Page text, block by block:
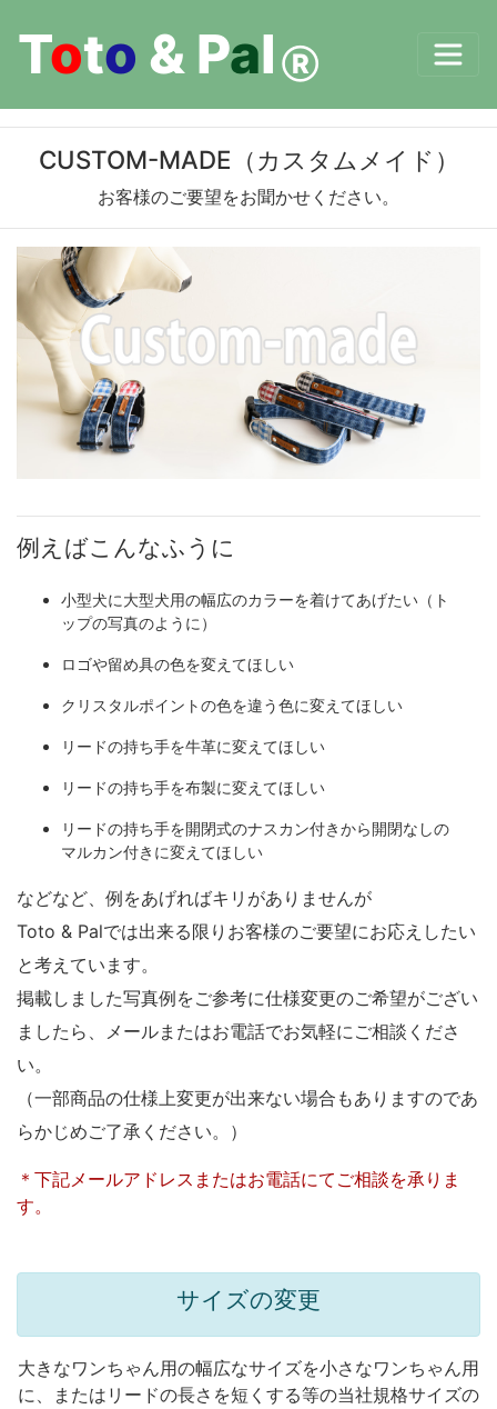
Toto & Pal Ⓡ
CUSTOM-MADE（カスタムメイド）
お客様のご要望をお聞かせください。
例えばこんなふうに
小型犬に大型犬用の幅広のカラーを着けてあげたい（ト
ップの写真のように）
ロゴや留め具の色を変えてほしい
クリスタルポイントの色を違う色に変えてほしい
リードの持ち手を牛革に変えてほしい
リードの持ち手を布製に変えてほしい
リードの持ち手を開閉式のナスカン付きから開閉なしの
マルカン付きに変えてほしい
などなど、例をあげればキリがありませんが
Toto & Palでは出来る限りお客様のご要望にお応えしたい
と考えています。
掲載しました写真例をご参考に仕様変更のご希望がござい
ましたら、メールまたはお電話でお気軽にご相談くださ
い。
（一部商品の仕様上変更が出来ない場合もありますのであ
らかじめご了承ください。）
＊下記メールアドレスまたはお電話にてご相談を承りま
す。
サイズの変更
大きなワンちゃん用の幅広なサイズを小さなワンちゃん用
に、またはリードの長さを短くする等の当社規格サイズの